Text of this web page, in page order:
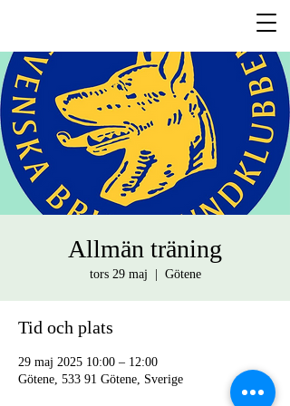
Allmän träning
tors 29 maj Götene
Tid och plats
29 maj 2025 10:00 – 12:00
Götene, 533 91 Götene, Sverige